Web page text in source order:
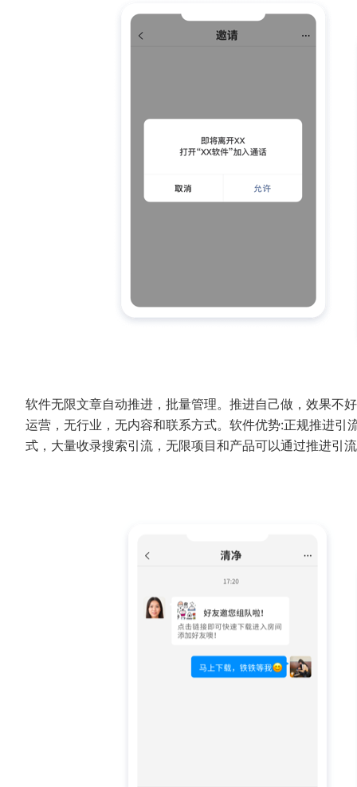
软件无限文章自动推进，批量管理。推进自己做，效果不
运营，无行业，无内容和联系方式。软件优势:正规推进
式，大量收录搜索引流，无限项目和产品可以通过推进引